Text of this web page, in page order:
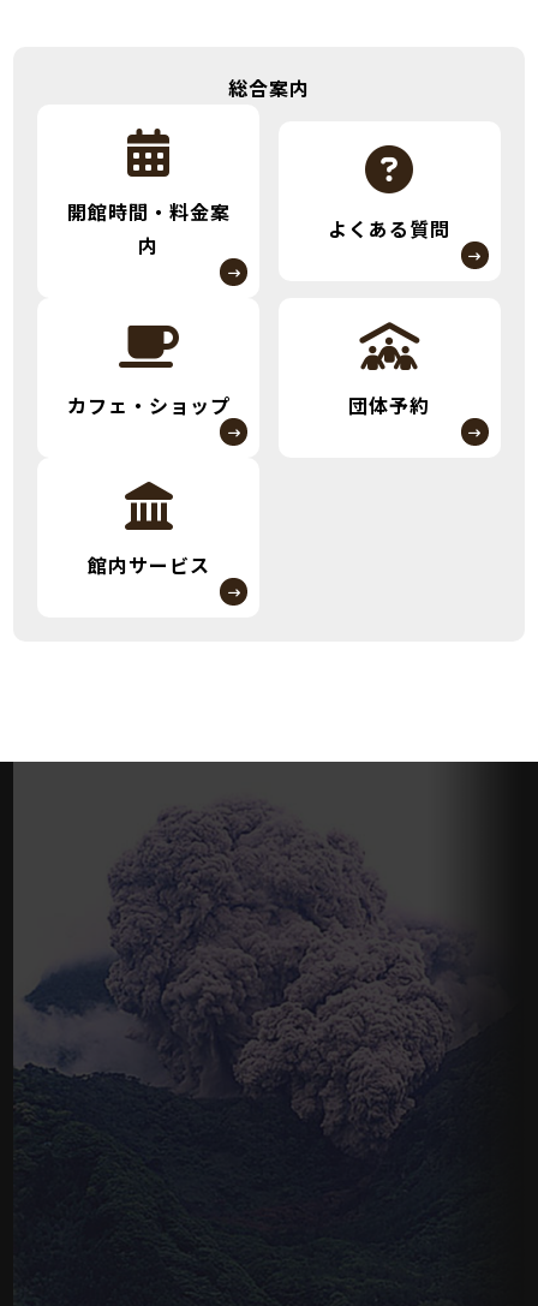
総合案内
開館時間・料金案
内
よくある質問
カフェ・ショップ 団体予約
館内サービス